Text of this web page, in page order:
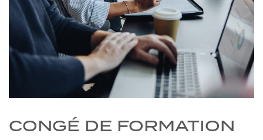
CONGÉ DE FORMATION